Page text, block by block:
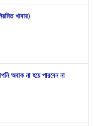
খাবার)
অবাক না হয়ে পারবেন না